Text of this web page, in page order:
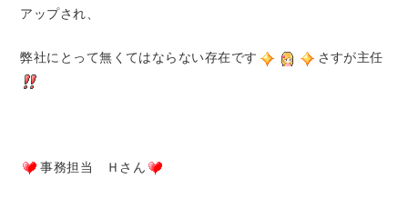
アップされ、
弊社にとって無くてはならない存在です さすが主任
事務担当 Ｈさん